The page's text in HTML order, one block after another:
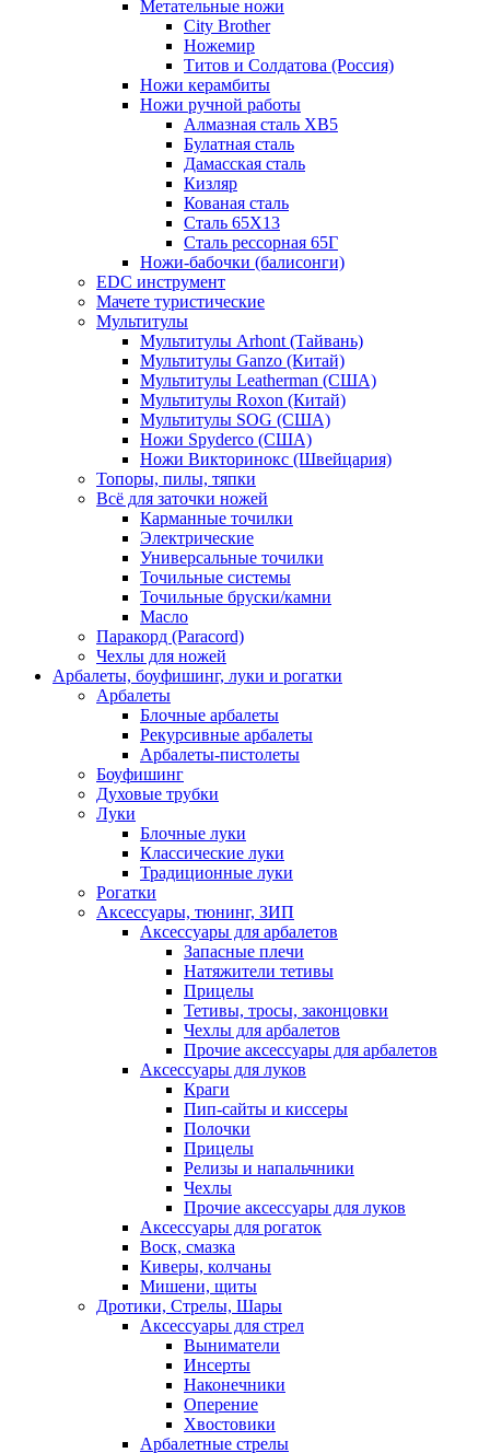
Метательные ножи
City Brother
Ножемир
Титов и Солдатова (Россия)
Ножи керамбиты
Ножи ручной работы
Алмазная сталь ХВ5
Булатная сталь
Дамасская сталь
Кизляр
Кованая сталь
Сталь 65Х13
Сталь рессорная 65Г
Ножи-бабочки (балисонги)
EDC инструмент
Мачете туристические
Мультитулы
Мультитулы Arhont (Тайвань)
Мультитулы Ganzo (Китай)
Мультитулы Leatherman (США)
Мультитулы Roxon (Китай)
Мультитулы SOG (США)
Ножи Spyderco (США)
Ножи Викторинокс (Швейцария)
Топоры, пилы, тяпки
Всё для заточки ножей
Карманные точилки
Электрические
Универсальные точилки
Точильные системы
Точильные бруски/камни
Масло
Паракорд (Paracord)
Чехлы для ножей
Арбалеты, боуфишинг, луки и рогатки
Арбалеты
Блочные арбалеты
Рекурсивные арбалеты
Арбалеты-пистолеты
Боуфишинг
Духовые трубки
Луки
Блочные луки
Классические луки
Традиционные луки
Рогатки
Аксессуары, тюнинг, ЗИП
Аксессуары для арбалетов
Запасные плечи
Натяжители тетивы
Прицелы
Тетивы, тросы, законцовки
Чехлы для арбалетов
Прочие аксессуары для арбалетов
Аксессуары для луков
Краги
Пип-сайты и киссеры
Полочки
Прицелы
Релизы и напальчники
Чехлы
Прочие аксессуары для луков
Аксессуары для рогаток
Воск, смазка
Киверы, колчаны
Мишени, щиты
Дротики, Стрелы, Шары
Аксессуары для стрел
Выниматели
Инсерты
Наконечники
Оперение
Хвостовики
Арбалетные стрелы